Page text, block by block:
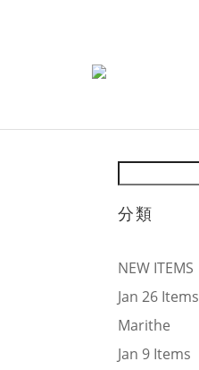
分類
NEW ITEMS
Jan 26 Items
Marithe
Jan 9 Items